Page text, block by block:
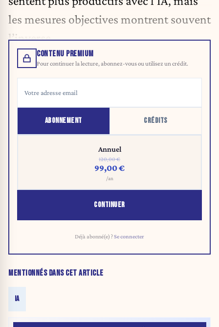
les mesures objectives montrent souvent
l’inverse.
CONTENU PREMIUM
Pour continuer la lecture, abonnez-vous ou utilisez un crédit.
ABONNEMENT CRÉDITS
Annuel
120,00 €
99,00 €
/an
CONTINUER
Déjà abonné(e) ?Se connecter
MENTIONNÉS DANS CET ARTICLE
IA